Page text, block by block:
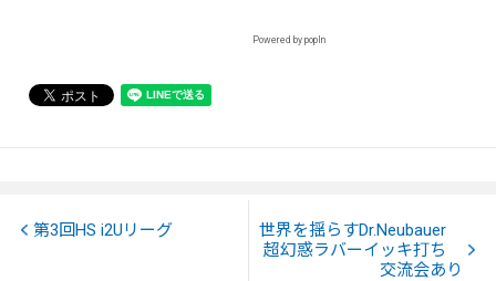
Powered by popIn
第3回HS i2Uリーグ
世界を揺らすDr.Neubauer
超幻惑ラバーイッキ打ち
交流会あり